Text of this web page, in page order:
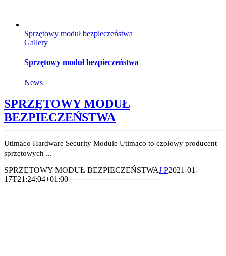
Sprzętowy moduł bezpieczeństwa
Gallery
Sprzętowy moduł bezpieczeństwa
News
SPRZĘTOWY MODUŁ
BEZPIECZEŃSTWA
Utimaco Hardware Security Module Utimaco to czołowy producent
sprzętowych ...
SPRZĘTOWY MODUŁ BEZPIECZEŃSTWAJ P2021-01-
17T21:24:04+01:00